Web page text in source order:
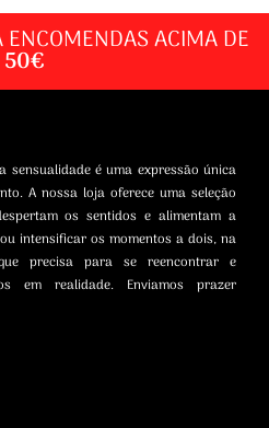
ENCOMENDAS ACIMA DE
50€
sensualidade é uma expressão única
A nossa loja oferece uma seleção
os sentidos e alimentam a
intensificar os momentos a dois, na
precisa para se reencontrar e
em realidade. Enviamos prazer